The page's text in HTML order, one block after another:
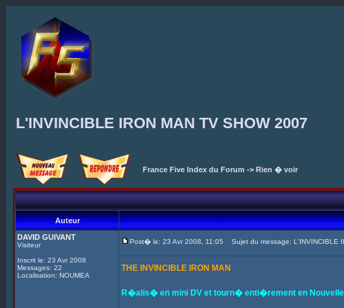
L'INVINCIBLE IRON MAN TV SHOW 2007
France Five Index du Forum -> Rien � voir
Auteur
DAVID GUIVANT
Visiteur
Inscrit le: 23 Avr 2008
Messages: 22
Localisation: NOUMEA
Post� le: 23 Avr 2008, 11:05 Sujet du message: L'INVINCIBLE
THE INVINCIBLE IRON MAN
R�alis� en mini DV et tourn� enti�rement en